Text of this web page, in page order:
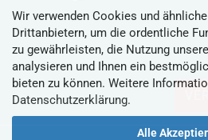
Wir verwenden Cookies und
Drittanbietern, um die ordentliche
zu gewährleisten, die Nutzung
analysieren und Ihnen ein
bieten zu können. Weitere
Datenschutzerklärung.
Alle